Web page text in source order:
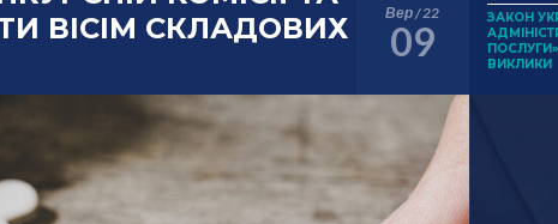
ВІСІМ СКЛАДОВИХ
Вер / 22
09
ЗАКОН
ВИКЛИКИ